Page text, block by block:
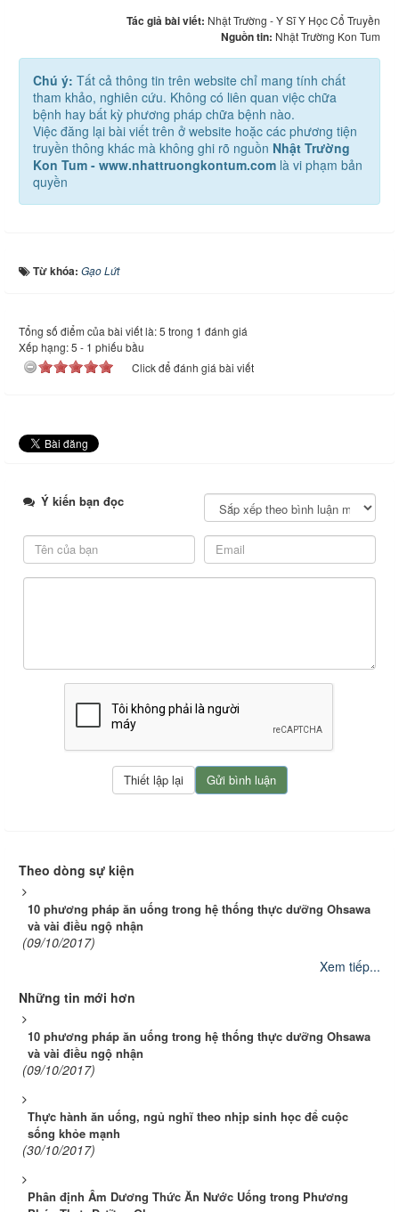
Tác giả bài viết: Nhật Trường - Y Sĩ Y Học Cổ Truyền
Nguồn tin: Nhật Trường Kon Tum
Chú ý: Tất cả thông tin trên website chỉ mang tính chất
tham khảo, nghiên cứu. Không có liên quan việc chữa
bệnh hay bất kỳ phương pháp chữa bệnh nào.
Việc đăng lại bài viết trên ở website hoặc các phương tiện
truyền thông khác mà không ghi rõ nguồn Nhật Trường
Kon Tum - www.nhattruongkontum.com là vi phạm bản
quyền
Từ khóa: Gạo Lứt
Tổng số điểm của bài viết là: 5 trong 1 đánh giá
Xếp hạng:5 - 1 phiếu bầu
Click để đánh giá bài viết
Ý kiến bạn đọc
Theo dòng sự kiện
10 phương pháp ăn uống trong hệ thống thực dưỡng Ohsawa
và vài điều ngộ nhận
(09/10/2017)
Xem tiếp...
Những tin mới hơn
10 phương pháp ăn uống trong hệ thống thực dưỡng Ohsawa
và vài điều ngộ nhận
(09/10/2017)
Thực hành ăn uống, ngủ nghĩ theo nhịp sinh học để cuộc
sống khỏe mạnh
(30/10/2017)
Phân định Âm Dương Thức Ăn Nước Uống trong Phương